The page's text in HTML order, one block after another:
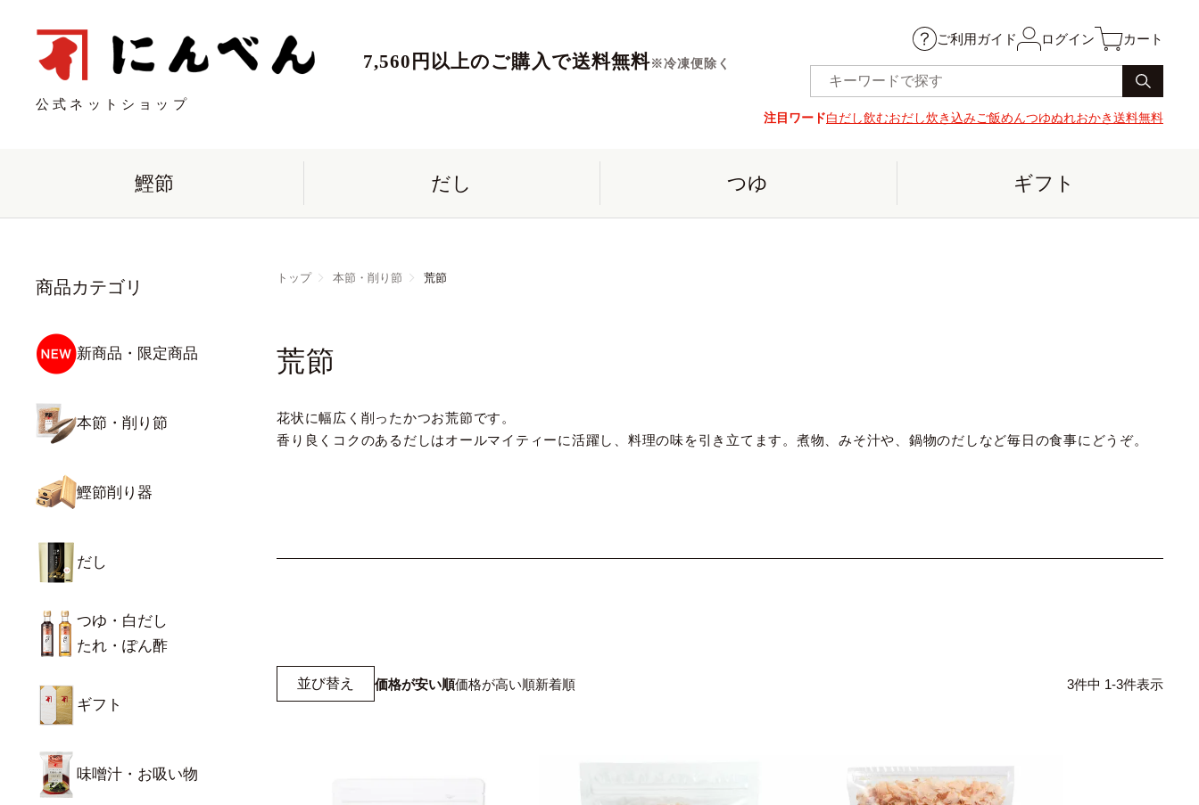
7,560円以上のご購入で送料無料※冷凍便除く
公式ネットショップ
ご利用ガイド ログイン カート
注目ワード白だし飲むおだし炊き込みご飯めんつゆぬれおかき送料無料
鰹節 だし つゆ ギフト
商品カテゴリ
新商品・限定商品
本節・削り節
鰹節削り器
だし
つゆ・白だし
たれ・ぽん酢
ギフト
味噌汁・お吸い物
トップ 本節・削り節 荒節
荒節
花状に幅広く削ったかつお荒節です。
香り良くコクのあるだしはオールマイティーに活躍し、料理の味を引き立てます。煮物、みそ汁や、鍋物のだしなど毎日の食事にどうぞ。
並び替え 価格が安い順価格が高い順新着順 3件中 1-3件表示